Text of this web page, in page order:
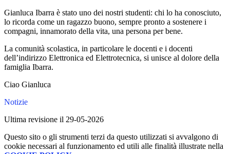
Gianluca Ibarra è stato uno dei nostri studenti: chi lo ha conosciuto,
lo ricorda come un ragazzo buono, sempre pronto a sostenere i
compagni, innamorato della vita, una persona per bene.
La comunità scolastica, in particolare le docenti e i docenti
dell’indirizzo Elettronica ed Elettrotecnica, si unisce al dolore della
famiglia Ibarra.
Ciao Gianluca
Notizie
Ultima revisione il 29-05-2026
Questo sito o gli strumenti terzi da questo utilizzati si avvalgono di
cookie necessari al funzionamento ed utili alle finalità illustrate nella